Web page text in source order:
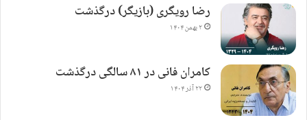
رضا رویگری (بازیگر) درگذشت
۲ بهمن ۱۴۰۴
کامران فانی در ۸۱ سالگی درگذشت
۲۲ آذر ۱۴۰۴